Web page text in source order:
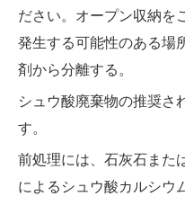
ださい。オープン収納を
発生する可能性のある場
剤から分離する。
シュウ酸廃棄物の推奨さ
す。
前処理には、石灰石また
によるシュウ酸カルシウ